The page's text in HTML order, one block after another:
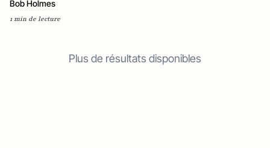
Bob Holmes
1 min de lecture
Plus de résultats disponibles